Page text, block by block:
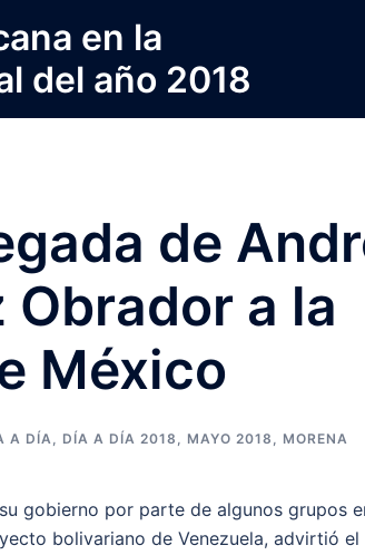
en la
del año 2018
de
Obrador a la
México
A DÍA, DÍA A DÍA 2018 , MAYO 2018 , MORENA
gobierno por parte de algunos grupos
bolivariano de Venezuela, advirtió